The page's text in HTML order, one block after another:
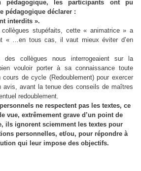
pédagogique, les participants ont pu
pédagogique déclarer :
interdits ».
stupéfaits, cette « animatrice » a
« …en tous cas, il vaut mieux éviter d’en
collègues nous interrogeaient sur la
vouloir porter à sa connaissance toute
de cycle (Redoublement) pour exercer
avis, avant la tenue des conseils de maîtres
redoublement.
ne respectent pas les textes, ce
vue, extrêmement grave d’un point de
ils ignorent sciemment les textes pour
personnelles, et/ou, pour répondre à
qui leur impose des objectifs.